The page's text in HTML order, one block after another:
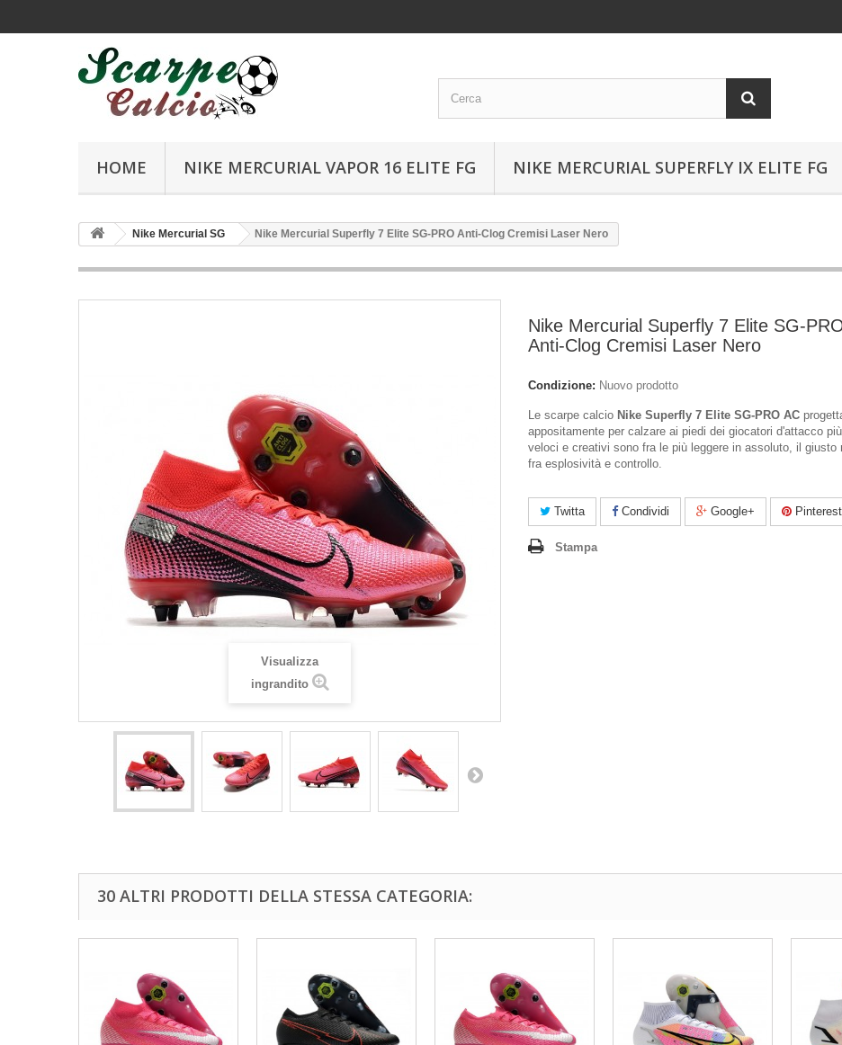
HOME NIKE MERCURIAL VAPOR 16 ELITE FG NIKE MERCURIAL SUPERFLY IX ELITE FG
Nike Mercurial SG Nike Mercurial Superfly 7 Elite SG-PRO Anti-Clog Cremisi Laser Nero
Visualizza
ingrandito
Nike Mercurial Superfly 7 Elite SG-
Anti-Clog Cremisi Laser Nero
Condizione: Nuovo prodotto
Le scarpe calcio Nike Superfly 7 Elite SG-PRO AC
appositamente per calzare ai piedi dei giocatori d'attacco più
veloci e creativi sono fra le più leggere in assoluto, il giusto
fra esplosività e controllo.
Twitta Condividi Google+ Pinterest
Stampa
30 ALTRI PRODOTTI DELLA STESSA CATEGORIA: